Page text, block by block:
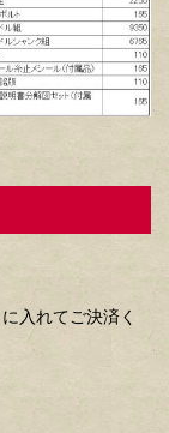
入れてご決済く